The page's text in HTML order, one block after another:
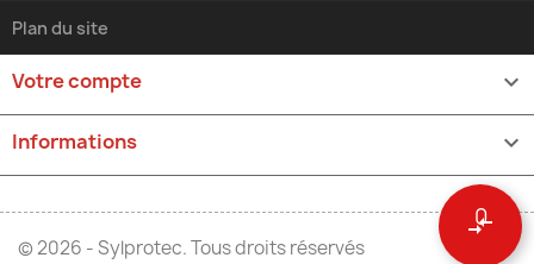
0
compare_arrows
Plan du site
Votre compte 
Informations keyboard_arrow_down
© 2026 - Sylprotec. Tous droits réservés